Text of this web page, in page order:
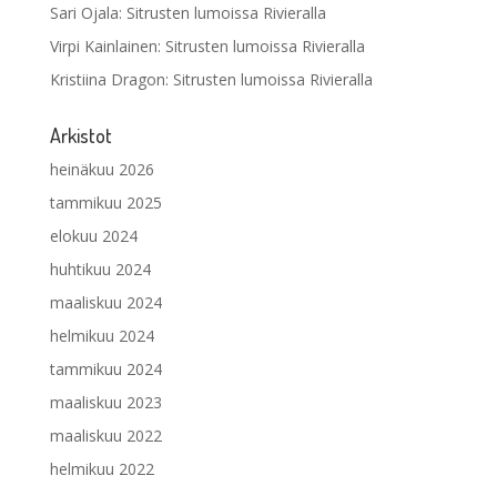
Sari Ojala: Sitrusten lumoissa Rivieralla
Virpi Kainlainen: Sitrusten lumoissa Rivieralla
Kristiina Dragon: Sitrusten lumoissa Rivieralla
Arkistot
heinäkuu 2026
tammikuu 2025
elokuu 2024
huhtikuu 2024
maaliskuu 2024
helmikuu 2024
tammikuu 2024
maaliskuu 2023
maaliskuu 2022
helmikuu 2022